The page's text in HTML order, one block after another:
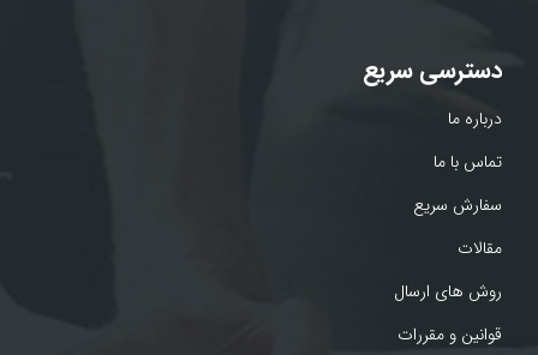
دسترسی سریع
درباره ما
تماس با ما
سفارش سریع
مقالات
روش های ارسال
قوانین و مقررات